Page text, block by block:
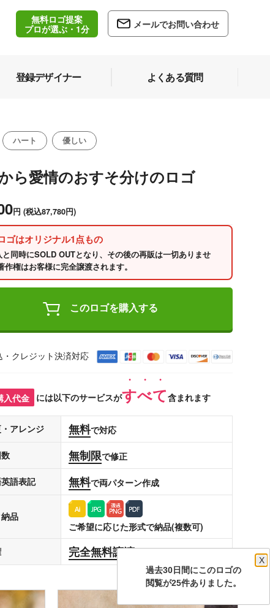
無料ロゴ提案
プロが選ぶ・1分
メールでお問い合わせ
登録デザイナー よくある質問
ハート 優しい
ら愛情のおすそ分けのロゴ
円 (税込87,780円)
ゴはオリジナル1点もの
と同時にSOLD OUTとなり、その後の再販は一切ありませ
作権はお客様に完全譲渡されます。
このロゴを購入する
・クレジット決済対応
入代金 には以下のサービスがすべて含まれます
アレンジ 無料で対応
無制限で修正
語表記 無料で両パターン作成
品
ご希望に応じた形式で納品(複数可)
完全無料譲渡します
過去30日間にこのロゴの
X
閲覧が25件ありました。